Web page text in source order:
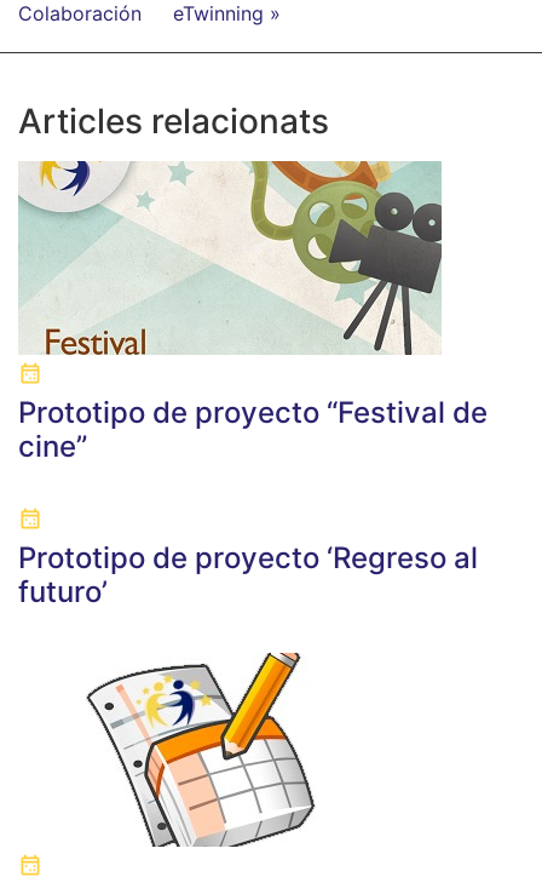
Colaboración
eTwinning »
Articles relacionats
Prototipo de proyecto “Festival de
cine”
Prototipo de proyecto ‘Regreso al
futuro’